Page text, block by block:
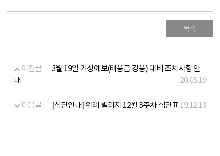
목록
이전글
3월 19일 기상예보(태풍급 강풍) 대비 조치사항 안
내
20.03.19
다음글 [식단안내] 위례 빌리지 12월 3주차 식단표19.12.13